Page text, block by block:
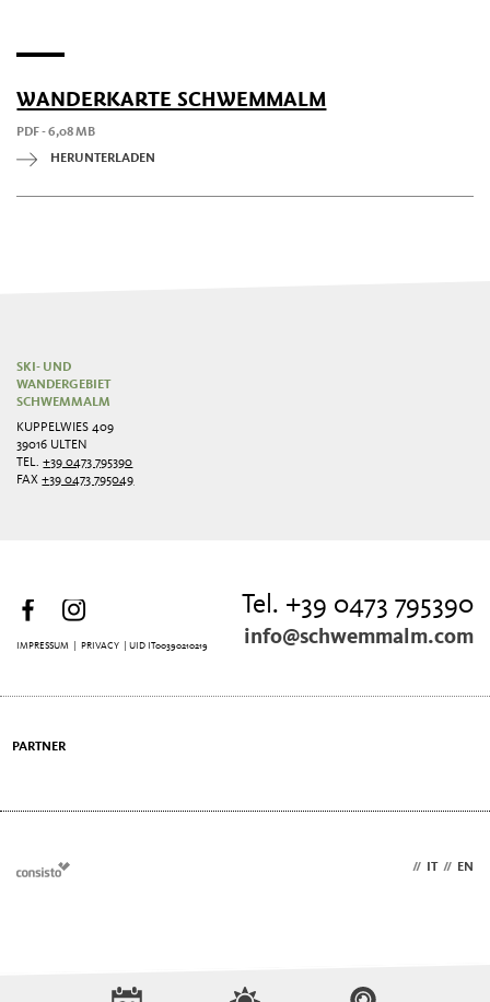
WANDERKARTE SCHWEMMALM
PDF - 6,08 MB
HERUNTERLADEN
SKI- UND
WANDERGEBIET
SCHWEMMALM
KUPPELWIES 409
39016 ULTEN
TEL.+39 0473 795390
FAX+39 0473 795049
Tel. +39 0473 795390
info@schwemmalm.com
IMPRESSUM PRIVACY | UID IT00390210219
PARTNER
// IT // EN